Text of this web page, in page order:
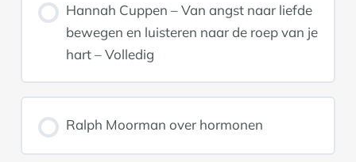
Hannah Cuppen – Van angst naar liefde
bewegen en luisteren naar de roep van je
hart – Volledig
Ralph Moorman over hormonen